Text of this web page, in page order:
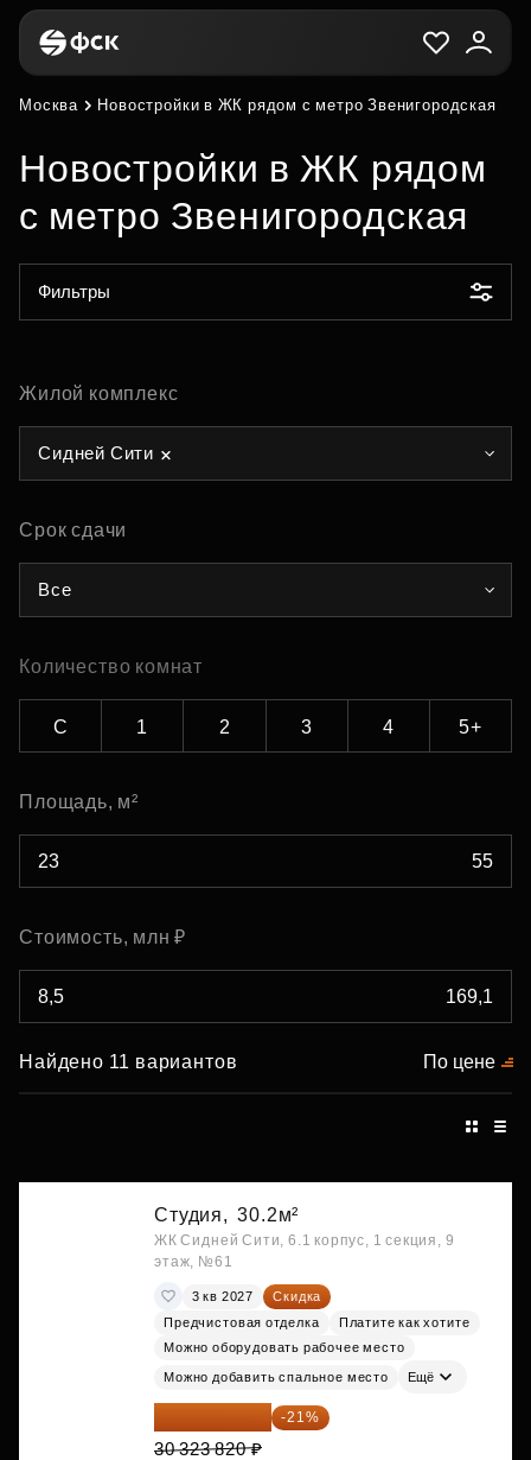
Москва Новостройки в ЖК рядом с метро Звенигородская
Новостройки в ЖК рядом
с метро Звенигородская
Фильтры
Жилой комплекс
Сидней Сити
Срок сдачи
Все
Количество комнат
С 1 2 3 4 5+
Площадь, м²
Стоимость, млн ₽
Найдено 11 вариантов По цене
Студия, 30.2м²
ЖК Сидней Сити, 6.1 корпус, 1 секция, 9
этаж, №61
3 кв 2027
Скидка
Предчистовая отделка
Платите как хотите
Можно оборудовать рабочее место
Можно добавить спальное место Ещё
23 955 818 ₽ -21%
30 323 820 ₽